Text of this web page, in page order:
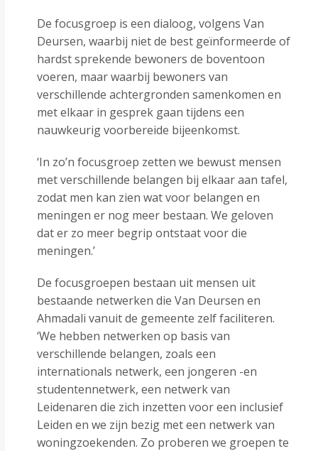
De focusgroep is een dialoog, volgens Van
Deursen, waarbij niet de best geïnformeerde of
hardst sprekende bewoners de boventoon
voeren, maar waarbij bewoners van
verschillende achtergronden samenkomen en
met elkaar in gesprek gaan tijdens een
nauwkeurig voorbereide bijeenkomst.
‘In zo’n focusgroep zetten we bewust mensen
met verschillende belangen bij elkaar aan tafel,
zodat men kan zien wat voor belangen en
meningen er nog meer bestaan. We geloven
dat er zo meer begrip ontstaat voor die
meningen.’
De focusgroepen bestaan uit mensen uit
bestaande netwerken die Van Deursen en
Ahmadali vanuit de gemeente zelf faciliteren.
‘We hebben netwerken op basis van
verschillende belangen, zoals een
internationals netwerk, een jongeren -en
studentennetwerk, een netwerk van
Leidenaren die zich inzetten voor een inclusief
Leiden en we zijn bezig met een netwerk van
woningzoekenden. Zo proberen we groepen te